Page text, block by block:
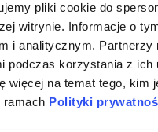
pliki cookie do
witrynie. Informacje o
i analitycznym. Partnerzy
podczas korzystania z ich
więcej na temat tego,
ramach Polityki